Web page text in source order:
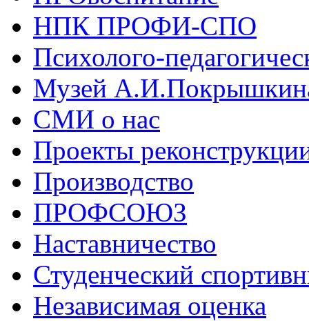
НПК ПРОФИ-СПО
Психолого-
Музей
СМИ о нас
Проекты
Производство
ПРОФСОЮЗ
Наставничество
Студенческий
Независимая оценка